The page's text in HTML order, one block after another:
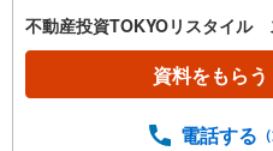
不動産投資TOKYOリスタイル
資料をもらう
電話する